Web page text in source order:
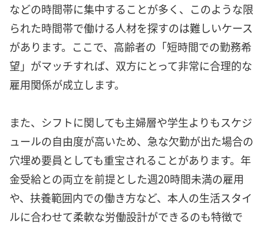
などの時間帯に集中することが多く、このような限
られた時間帯で働ける人材を探すのは難しいケース
があります。ここで、高齢者の「短時間での勤務希
望」がマッチすれば、双方にとって非常に合理的な
雇用関係が成立します。
また、シフトに関しても主婦層や学生よりもスケジ
ュールの自由度が高いため、急な欠勤が出た場合の
穴埋め要員としても重宝されることがあります。年
金受給との両立を前提とした週20時間未満の雇用
や、扶養範囲内での働き方など、本人の生活スタイ
ルに合わせて柔軟な労働設計ができるのも特徴で